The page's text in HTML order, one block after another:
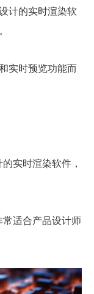
计的实时渲染软
实时预览功能而
实时渲染软件，
适合产品设计师